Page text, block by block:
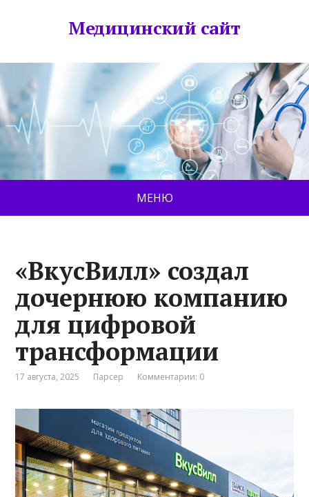
Медицинский сайт
МЕНЮ
«ВкусВилл» создал
дочернюю компанию
для цифровой
трансформации
17 августа, 2025 Парсер Комментарии: 0